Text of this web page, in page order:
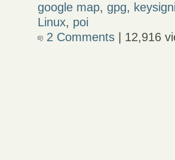
google map,gpg,
Linux, poi
2 Comments | 12,916